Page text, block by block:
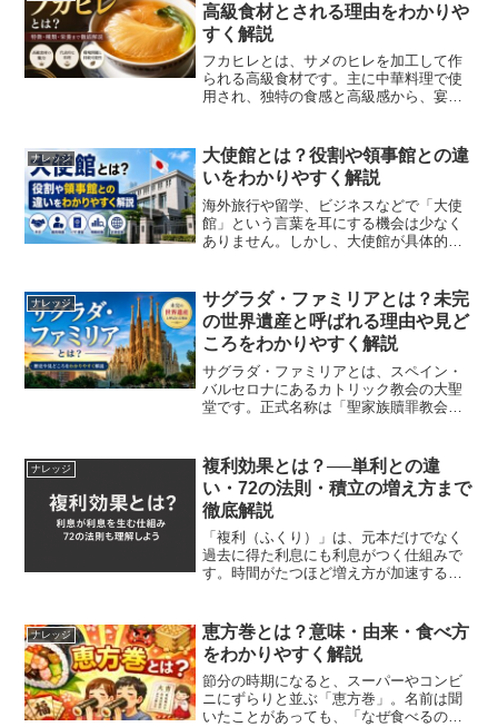
高級食材とされる理由をわかりや
すく解説
フカヒレとは、サメのヒレを加工して作
られる高級食材です。主に中華料理で使
用され、独特の食感と高級感から、宴会
ですが、スープや調味料の旨味をよく吸
収するため、濃厚な中華ス...
ナレッジ
大使館とは？役割や領事館との違
いをわかりやすく解説
海外旅行や留学、ビジネスなどで「大使
館」という言葉を耳にする機会は少なく
ありません。しかし、大使館が具体的に
る人は意外と少ないでしょう。この記事
では、大使館の基本的な役...
ナレッジ
サグラダ・ファミリアとは？未完
の世界遺産と呼ばれる理由や見ど
ころをわかりやすく解説
サグラダ・ファミリアとは、スペイン・
バルセロナにあるカトリック教会の大聖
堂です。正式名称は「聖家族贖罪教会
計を手掛けた代表作として知ら...
ナレッジ
複利効果とは？──単利との違
い・72の法則・積立の増え方まで
徹底解説
「複利（ふくり）」は、元本だけでなく
過去に得た利息にも利息がつく仕組みで
す。時間がたつほど増え方が加速するの
ります。1. 定義と基本式将来価値（FV）
＝ 元本（PV）×...
ナレッジ
恵方巻とは？意味・由来・食べ方
をわかりやすく解説
節分の時期になると、スーパーやコンビ
ニにずらりと並ぶ「恵方巻」。名前は聞
いたことがあっても、「なぜ食べるの